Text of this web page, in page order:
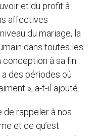
et du profit à
affectives
du mariage, la
dans toutes les
à sa fin
a des périodes où
», a-t-il ajouté.
de rappeler à nos
et ce qu’est